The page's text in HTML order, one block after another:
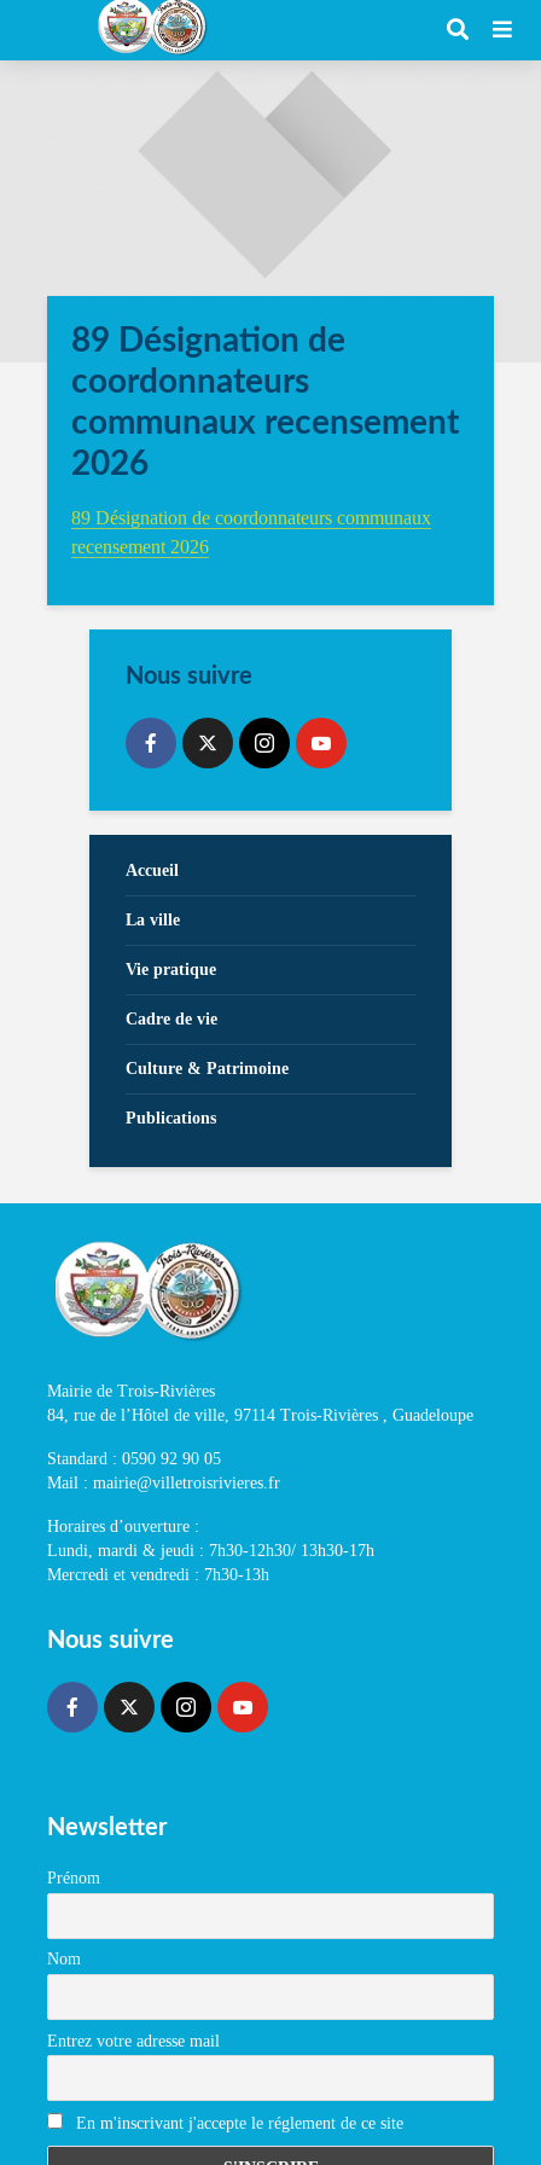
89 Désignation de
coordonnateurs
communaux recensement
2026
89 Désignation de coordonnateurs communaux
recensement 2026
Nous suivre
Accueil
La ville
Vie pratique
Cadre de vie
Culture & Patrimoine
Publications
Mairie de Trois-Rivières
84, rue de l’Hôtel de ville, 97114 Trois-Rivières , Guadeloupe
Standard : 0590 92 90 05
Mail : mairie@villetroisrivieres.fr
Horaires d’ouverture :
Lundi, mardi & jeudi : 7h30-12h30/ 13h30-17h
Mercredi et vendredi : 7h30-13h
Nous suivre
Newsletter
Prénom
Nom
Entrez votre adresse mail
En m'inscrivant j'accepte le réglement de ce site